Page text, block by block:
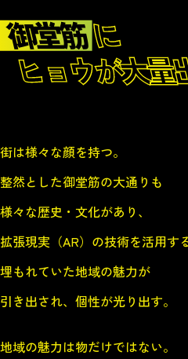
御堂筋に
ヒョウが大量
街は様々な顔を持つ。
整然とした御堂筋の大通りも
様々な歴史・文化があり、
拡張現実（AR）の技術を活用す
埋もれていた地域の魅力が
引き出され、個性が光り出す。
地域の魅力は物だけではない。